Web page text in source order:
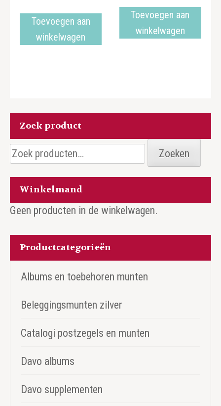
Toevoegen aan
winkelwagen
Toevoegen aan
winkelwagen
Zoek product
Zoeken
naar:
Zoeken
Winkelmand
Geen producten in de winkelwagen.
Productcategorieën
Albums en toebehoren munten
Beleggingsmunten zilver
Catalogi postzegels en munten
Davo albums
Davo supplementen